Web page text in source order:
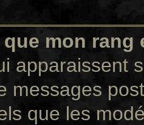
que mon
apparaissent
messages
que les